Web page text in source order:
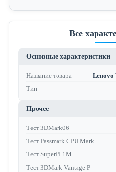
Все
Основные характеристики
Название товара
Lenovo
Тип
Прочее
Тест 3DMark06
Тест Passmark CPU Mark
Тест SuperPI 1M
Тест 3DMark Vantage P